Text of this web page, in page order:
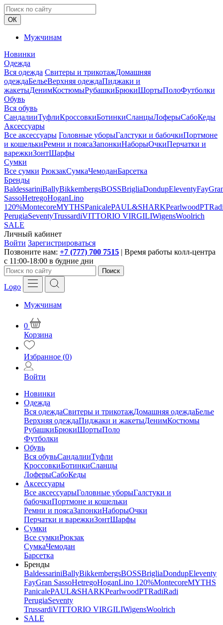
ОК
Мужчинам
Новинки
Одежда
Вся одежда Свитеры и трикотажДомашняя
одеждаБельеВерхняя одеждаПиджаки и
жакетыДенимКостюмыРубашкиБрюкиШортыПолоФутболки
Обувь
Вся обувь
СандалииТуфлиКроссовкиБотинкиСланцыЛоферыСабоКеды
Аксессуары
Все аксессуары Головные уборыГалстуки и бабочкиПортмоне
и кошелькиРемни и поясаЗапонкиНаборыОчкиПерчатки и
варежкиЗонтШарфы
Сумки
Все сумки РюкзакСумкаЧемоданБарсетка
Бренды
BaldessariniBallyBikkembergsBOSSBrigliaDondupEleventyFay
SassoHetregoHoganLino
120%MontecoreMYTHSPanicalePAUL&SHARKPearlwoodPT
PerugiaSeventyTrussardiVITTORIO VIRGILIWigensWoolrich
SALE
Личный кабинет
Войти Зарегистрироваться
Позвоните нам: +7 (777) 700 7515 | Время работы колл-центра
с 11:00-18:00 в будние дни
Поиск
Logo
Мужчинам
0
Корзина
Избранное (0)
Войти
Новинки
Одежда
Вся одеждаСвитеры и трикотажДомашняя одеждаБелье
Верхняя одеждаПиджаки и жакетыДенимКостюмы
РубашкиБрюкиШортыПоло
Футболки
Обувь
Вся обувьСандалииТуфли
КроссовкиБотинкиСланцы
ЛоферыСабоКеды
Аксессуары
Все аксессуарыГоловные уборыГалстуки и
бабочкиПортмоне и кошельки
Ремни и поясаЗапонкиНаборыОчки
Перчатки и варежкиЗонтШарфы
Сумки
Все сумкиРюкзак
СумкаЧемодан
Барсетка
Бренды
BaldessariniBallyBikkembergsBOSSBrigliaDondupEleventy
FayGran SassoHetregoHoganLino 120%MontecoreMYTHS
PanicalePAUL&SHARKPearlwoodPTRadiRadi
PerugiaSeventy
TrussardiVITTORIO VIRGILIWigensWoolrich
SALE